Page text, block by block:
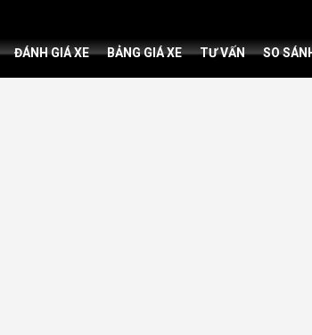
ĐÁNH GIÁ XE BẢNG GIÁ XE TƯ VẤN SO